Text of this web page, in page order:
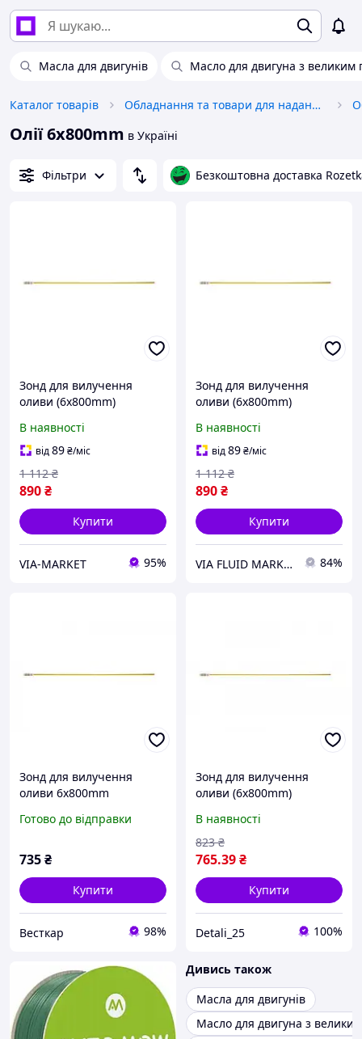
Масла для двигунів Масло для двигуна з великим
Каталог товарів Обладнання та товари для надання послуг
Олії 6x800mm в Україні
Фільтри Безкоштовна доставка
Зонд для вилучення
оливи (6x800mm)
В наявності
від89₴/міс
890₴
1 112 ₴
Купити
VIA-MARKET 95%
Зонд для вилучення
оливи (6x800mm)
В наявності
від89₴/міс
890₴
1 112 ₴
Купити
VIA FLUID MARKET 84%
Зонд для вилучення
оливи 6x800mm
Готово до відправки
735₴
Купити
Весткар 98%
Зонд для вилучення
оливи (6x800mm)
В наявності
765.39₴
823 ₴
Купити
Detali_25 100%
Дивись також
Масла для двигунів
Масло для двигуна з